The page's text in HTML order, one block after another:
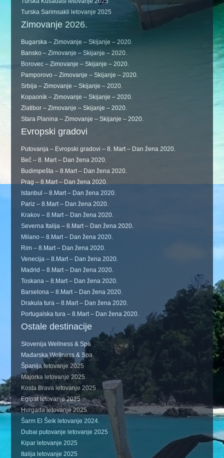
Turska Sarimsakli letovanje 2025
Zimovanje 2026.
Bugarska – Zimovanje – Skijanje – 2020.
Bansko – Zimovanje – Skijanje – 2020.
Borovec – Zimovanje – Skijanje – 2020.
Pamporovo – Zimovanje – Skijanje – 2020.
Srbija – Zimovanje – Skijanje – 2020.
Kopaonik – Zimovanje – Skijanje – 2020.
Zlatibor – Zimovanje – Skijanje – 2020.
Stara Planina – Zimovanje – Skijanje – 2020.
Evropski gradovi
Putovanja – Evropski gradovi – 8. Mart – Dan žena 2020.
Beč – 8. Mart – Dan žena 2020.
Budimpešta – 8.Mart – Dan žena 2020.
Prag – 8.Mart – Dan žena 2020.
Istanbul – 8.Mart – Dan žena 2020.
Pariz – 8.Mart – Dan žena 2020.
Krakov – 8.Mart – Dan žena 2020.
Severna Italija – 8.Mart – Dan žena 2020.
Milano – 8.Mart – Dan žena 2020.
Rim – 8.Mart – Dan žena 2020.
Venecija – 8.Mart – Dan žena 2020.
Madrid – 8.Mart – Dan žena 2020.
Toskana – 8.Mart – Dan žena 2020.
Barselona – 8.Mart – Dan žena 2020.
Drakula tura – 8.Mart – Dan žena 2020.
Portugalska tura – 8.Mart – Dan žena 2020.
Ostale destinacije
Slovenija Wellness & Spa
Mađarska Wellness & Spa
Španija letovanje 2025
Majorka letovanje 2025
Kosta Brava letovanje 2025
Egipat letovanje 2025
Hurgada letovanje 2025
Šarm El Šeik letovanje 2024.
Dubai putovanje letovanje 2025
Kipar letovanje 2025
Italija letovanje 2025